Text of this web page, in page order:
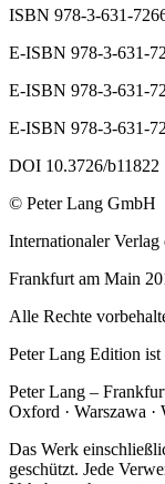
ISBN 978-3-631-
E-ISBN 978-3-631-
E-ISBN 978-3-631-
E-ISBN 978-3-631-
DOI 10.3726/b11822
© Peter Lang GmbH
Internationaler Verlag
Frankfurt am Main
Alle Rechte
Peter Lang Edition
Peter Lang –
Oxford · Warszawa ·
Das Werk
geschützt. Jede